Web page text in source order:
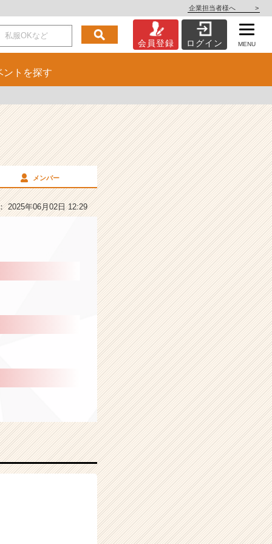
企業担当者様へ >
会員登録 ログイン MENU
ント を探す
メンバー
2025年06月02日 12:29